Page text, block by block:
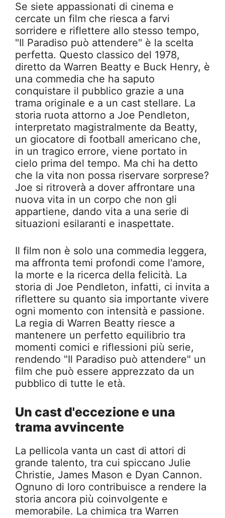
Se siete appassionati di cinema e
cercate un film che riesca a farvi
sorridere e riflettere allo stesso tempo,
"Il Paradiso può attendere" è la scelta
perfetta. Questo classico del 1978,
diretto da Warren Beatty e Buck Henry, è
una commedia che ha saputo
conquistare il pubblico grazie a una
trama originale e a un cast stellare. La
storia ruota attorno a Joe Pendleton,
interpretato magistralmente da Beatty,
un giocatore di football americano che,
in un tragico errore, viene portato in
cielo prima del tempo. Ma chi ha detto
che la vita non possa riservare sorprese?
Joe si ritroverà a dover affrontare una
nuova vita in un corpo che non gli
appartiene, dando vita a una serie di
situazioni esilaranti e inaspettate.
Il film non è solo una commedia leggera,
ma affronta temi profondi come l'amore,
la morte e la ricerca della felicità. La
storia di Joe Pendleton, infatti, ci invita a
riflettere su quanto sia importante vivere
ogni momento con intensità e passione.
La regia di Warren Beatty riesce a
mantenere un perfetto equilibrio tra
momenti comici e riflessioni più serie,
rendendo "Il Paradiso può attendere" un
film che può essere apprezzato da un
pubblico di tutte le età.
Un cast d'eccezione e una
trama avvincente
La pellicola vanta un cast di attori di
grande talento, tra cui spiccano Julie
Christie, James Mason e Dyan Cannon.
Ognuno di loro contribuisce a rendere la
storia ancora più coinvolgente e
memorabile. La chimica tra Warren